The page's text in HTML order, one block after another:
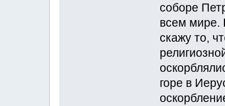
соборе
всем мире.
скажу то,
горе в